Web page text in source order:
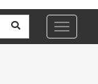
Toggle